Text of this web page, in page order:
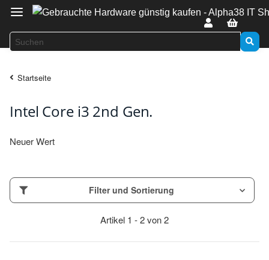
Startseite
Intel Core i3 2nd Gen.
Neuer Wert
Filter und Sortierung
Artikel 1 - 2 von 2